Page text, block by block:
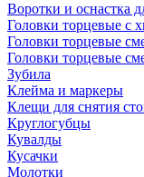
Воротки и оснаcтка
Головки торцевые с
Головки торцевые
Головки торцевые
Зубила
Клейма и маркеры
Клещи для снятия
Круглогубцы
Кувалды
Кусачки
Молотки